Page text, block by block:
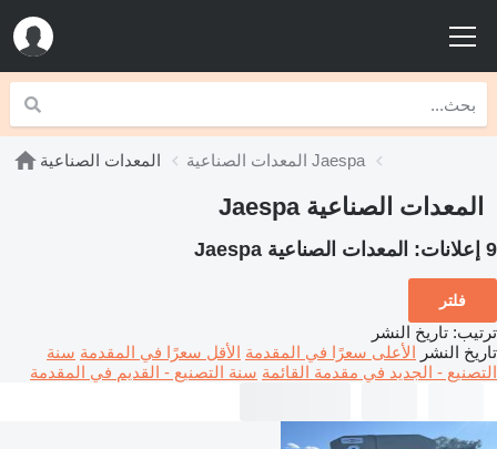
المعدات الصناعية المعدات الصناعية Jaespa
المعدات الصناعية Jaespa
9 إعلانات: المعدات الصناعية Jaespa
فلتر
ترتيب: تاريخ النشر
تاريخ النشر الأعلى سعرًا في المقدمة الأقل سعرًا في المقدمة سنة
التصنيع - الجديد في مقدمة القائمة سنة التصنيع - القديم في المقدمة